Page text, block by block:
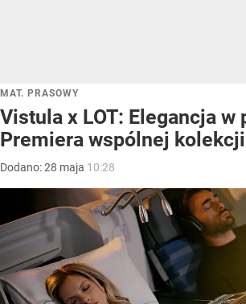
MAT. PRASOWY
Vistula x LOT: Elegancja w
Premiera wspólnej
Dodano:28 maja 10:28